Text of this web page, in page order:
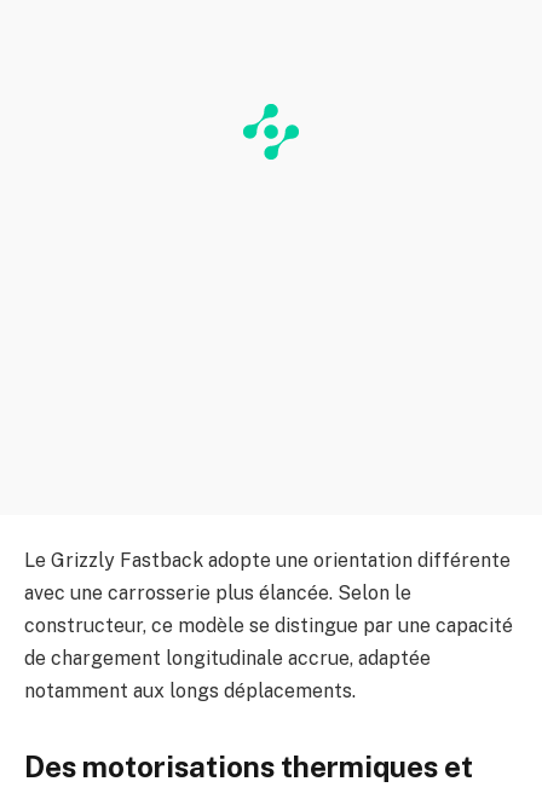
Le Grizzly Fastback adopte une orientation différente
avec une carrosserie plus élancée. Selon le
constructeur, ce modèle se distingue par une capacité
de chargement longitudinale accrue, adaptée
notamment aux longs déplacements.
Des motorisations thermiques et